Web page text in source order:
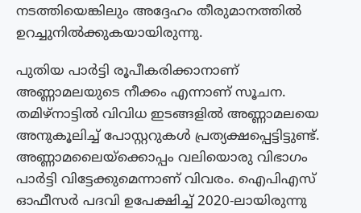
നടത്തിയെങ്കിലും അദ്ദേഹം തീരുമാനത്തിൽ
ഉറച്ചുനിൽക്കുകയായിരുന്നു.
പുതിയ പാര്‍ട്ടി രൂപീകരിക്കാനാണ്
അണ്ണാമലയുടെ നീക്കം എന്നാണ് സൂചന.
തമിഴ്‌നാട്ടില്‍ വിവിധ ഇടങ്ങളില്‍ അണ്ണാമലയെ
അനുകൂലിച്ച് പോസ്റ്ററുകള്‍ പ്രത്യക്ഷപ്പെട്ടിട്ടുണ്ട്.
അണ്ണാമലൈയ്‌ക്കൊപ്പം വലിയൊരു വിഭാഗം
പാര്‍ട്ടി വിട്ടേക്കുമെന്നാണ് വിവരം. ഐപിഎസ്
ഓഫീസര്‍ പദവി ഉപേക്ഷിച്ച് 2020-ലായിരുന്നു